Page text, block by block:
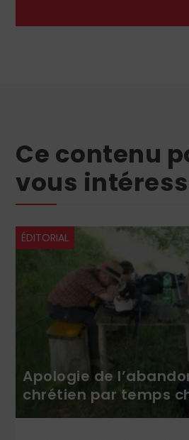
Ce contenu
vous
de l’abandon
par temps